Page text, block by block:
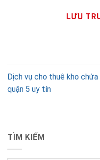
LƯU
Dịch vụ cho thuê kho chứa
quận 5 uy tín
TÌM KIẾM